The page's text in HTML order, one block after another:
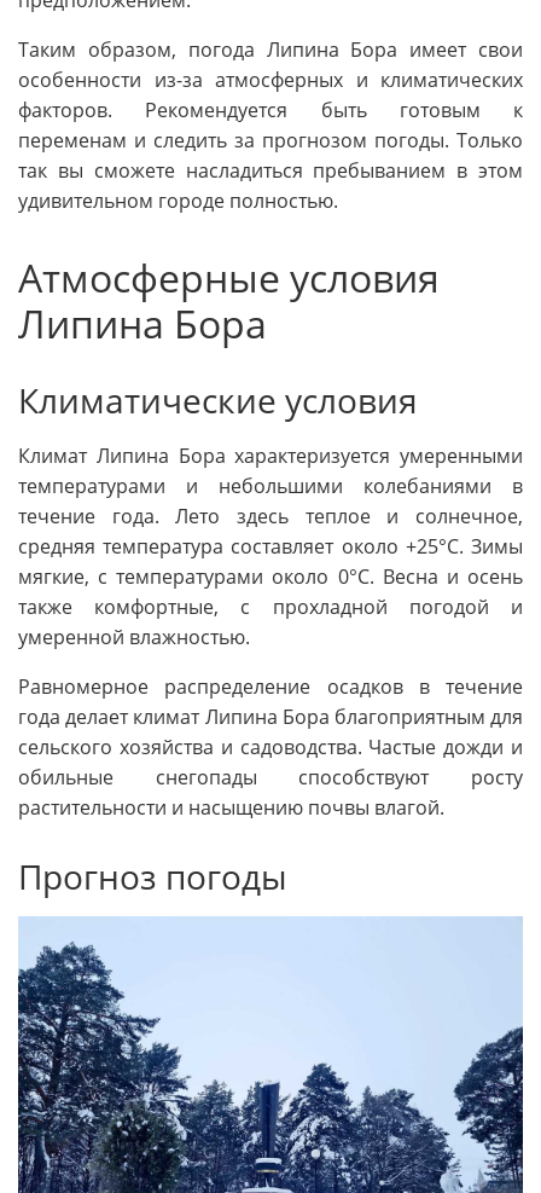
Таким образом, погода Липина Бора имеет свои
особенности из-за атмосферных и климатических
факторов. Рекомендуется быть готовым к
переменам и следить за прогнозом погоды. Только
так вы сможете насладиться пребыванием в этом
удивительном городе полностью.
Атмосферные условия
Липина Бора
Климатические условия
Климат Липина Бора характеризуется умеренными
температурами и небольшими колебаниями в
течение года. Лето здесь теплое и солнечное,
средняя температура составляет около +25°C. Зимы
мягкие, с температурами около 0°C. Весна и осень
также комфортные, с прохладной погодой и
умеренной влажностью.
Равномерное распределение осадков в течение
года делает климат Липина Бора благоприятным для
сельского хозяйства и садоводства. Частые дожди и
обильные снегопады способствуют росту
растительности и насыщению почвы влагой.
Прогноз погоды